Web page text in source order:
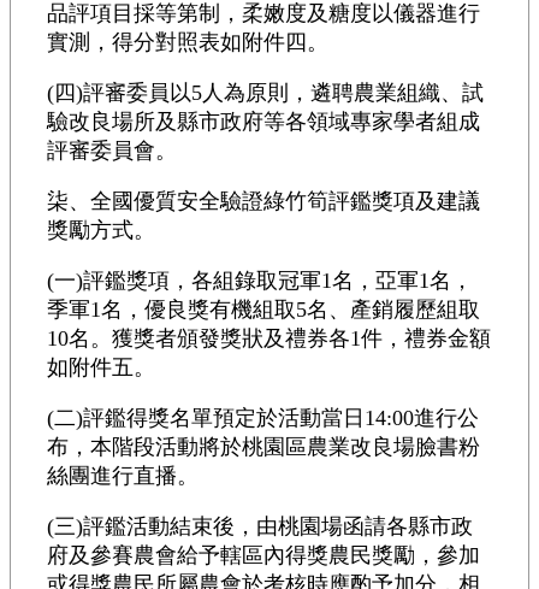
品評項目採等第制，柔嫩度及糖度以儀器進行
實測，得分對照表如附件四。
(四)評審委員以5人為原則，遴聘農業組織、試
驗改良場所及縣市政府等各領域專家學者組成
評審委員會。
柒、全國優質安全驗證綠竹筍評鑑獎項及建議
獎勵方式。
(一)評鑑獎項，各組錄取冠軍1名，亞軍1名，
季軍1名，優良獎有機組取5名、產銷履歷組取
10名。獲獎者頒發獎狀及禮券各1件，禮券金額
如附件五。
(二)評鑑得獎名單預定於活動當日14:00進行公
布，本階段活動將於桃園區農業改良場臉書粉
絲團進行直播。
(三)評鑑活動結束後，由桃園場函請各縣市政
府及參賽農會給予轄區內得獎農民獎勵，參加
或得獎農民所屬農會於考核時應酌予加分，相